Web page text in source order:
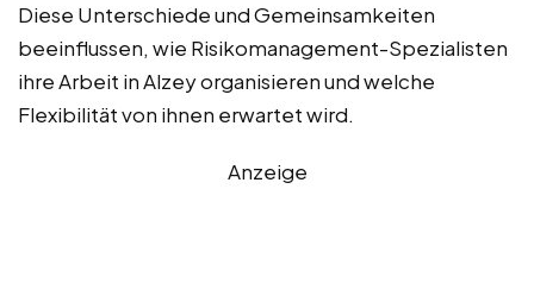
Diese Unterschiede und Gemeinsamkeiten
beeinflussen, wie Risikomanagement-Spezialisten
ihre Arbeit in Alzey organisieren und welche
Flexibilität von ihnen erwartet wird.
Anzeige